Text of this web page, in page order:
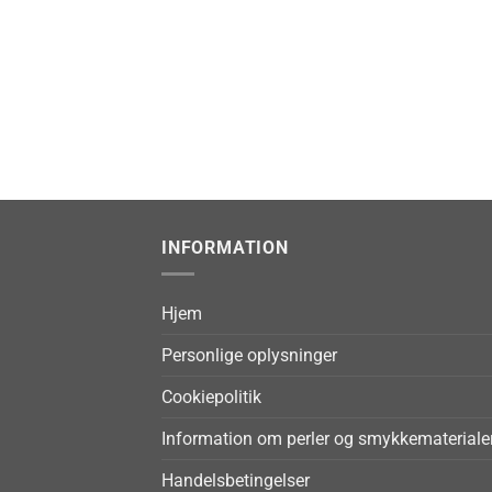
INFORMATION
Hjem
Personlige oplysninger
Cookiepolitik
Information om perler og
Handelsbetingelser